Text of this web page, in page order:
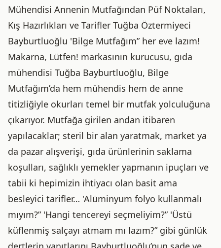
Mühendisi Annenin Mutfağından Püf Noktaları,
Kış Hazırlıkları ve Tarifler Tuğba Öztermiyeci
Bayburtluoğlu 'Bilge Mutfağım” her eve lazım!
Makarna, Lütfen! markasının kurucusu, gıda
mühendisi Tuğba Bayburtluoğlu, Bilge
Mutfağım’da hem mühendis hem de anne
titizliğiyle okurları temel bir mutfak yolculuğuna
çıkarıyor. Mutfağa girilen andan itibaren
yapılacaklar; steril bir alan yaratmak, market ya
da pazar alışverişi, gıda ürünlerinin saklama
koşulları, sağlıklı yemekler yapmanın ipuçları ve
tabii ki hepimizin ihtiyacı olan basit ama
besleyici tarifler… 'Alüminyum folyo kullanmalı
mıyım?” 'Hangi tencereyi seçmeliyim?” 'Üstü
küflenmiş salçayı atmam mı lazım?” gibi günlük